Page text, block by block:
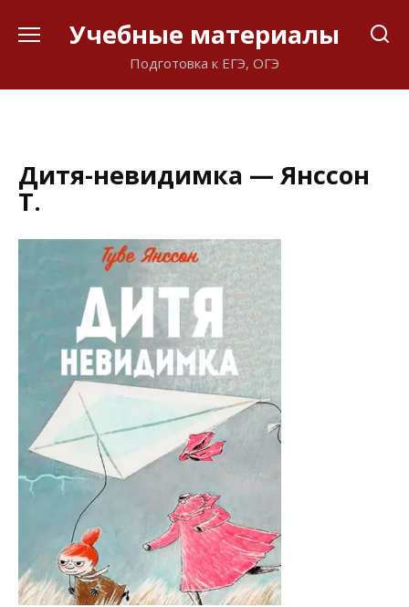
Учебные материалы
Подготовка к ЕГЭ, ОГЭ
Дитя-невидимка — Янссон
Т.